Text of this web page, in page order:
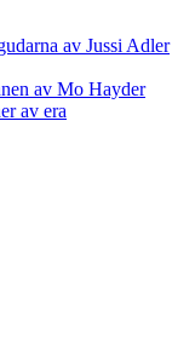
av Jussi Adler
av Mo Hayder
av era